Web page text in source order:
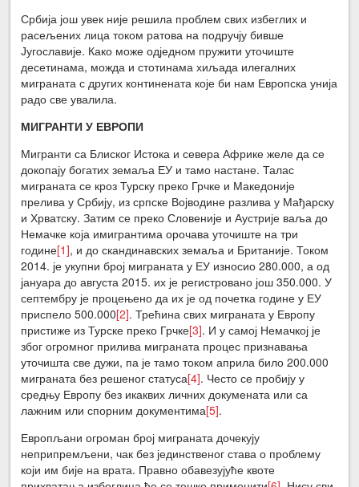
Србија још увек није решила проблем свих избеглих и
расељених лица током ратова на подручју бивше
Југославије. Како може одједном пружити уточиште
десетинама, можда и стотинама хиљада илегалних
миграната с других континената које би нам Европска унија
радо све увалила.
МИГРАНТИ У ЕВРОПИ
Мигранти са Блиског Истока и севера Африке желе да се
докопају богатих земаља ЕУ и тамо настане. Талас
миграната се кроз Турску преко Грчке и Македоније
прелива у Србију, из српске Војводине разлива у Мађарску
и Хрватску. Затим се преко Словеније и Аустрије ваља до
Немачке која имигрантима орочава уточиште на три
године[1], и до скандинавских земаља и Британије. Током
2014. је укупни број миграната у ЕУ износио 280.000, а од
јануара до августа 2015. их је регистровано још 350.000. У
септембру је процењено да их је од почетка године у ЕУ
приспело 500.000[2]. Трећина свих миграната у Европу
пристиже из Турске преко Грчке[3]. И у самој Немачкој је
због огромног прилива миграната процес признавања
уточишта све дужи, па је тамо током априла било 200.000
миграната без решеног статуса[4]. Често се пробију у
средњу Европу без икаквих личних докумената или са
лажним или спорним документима[5].
Европљани огроман број миграната дочекују
неприпремљени, чак без јединственог става о проблему
који им бије на врата. Правно обавезујуће квоте